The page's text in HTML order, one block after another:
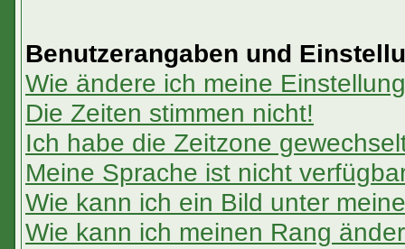
Benutzerangaben und
Wie ändere ich meine
Die Zeiten stimmen nicht!
Ich habe die Zeitzone
Meine Sprache ist nicht
Wie kann ich ein Bild unter
Wie kann ich meinen Rang